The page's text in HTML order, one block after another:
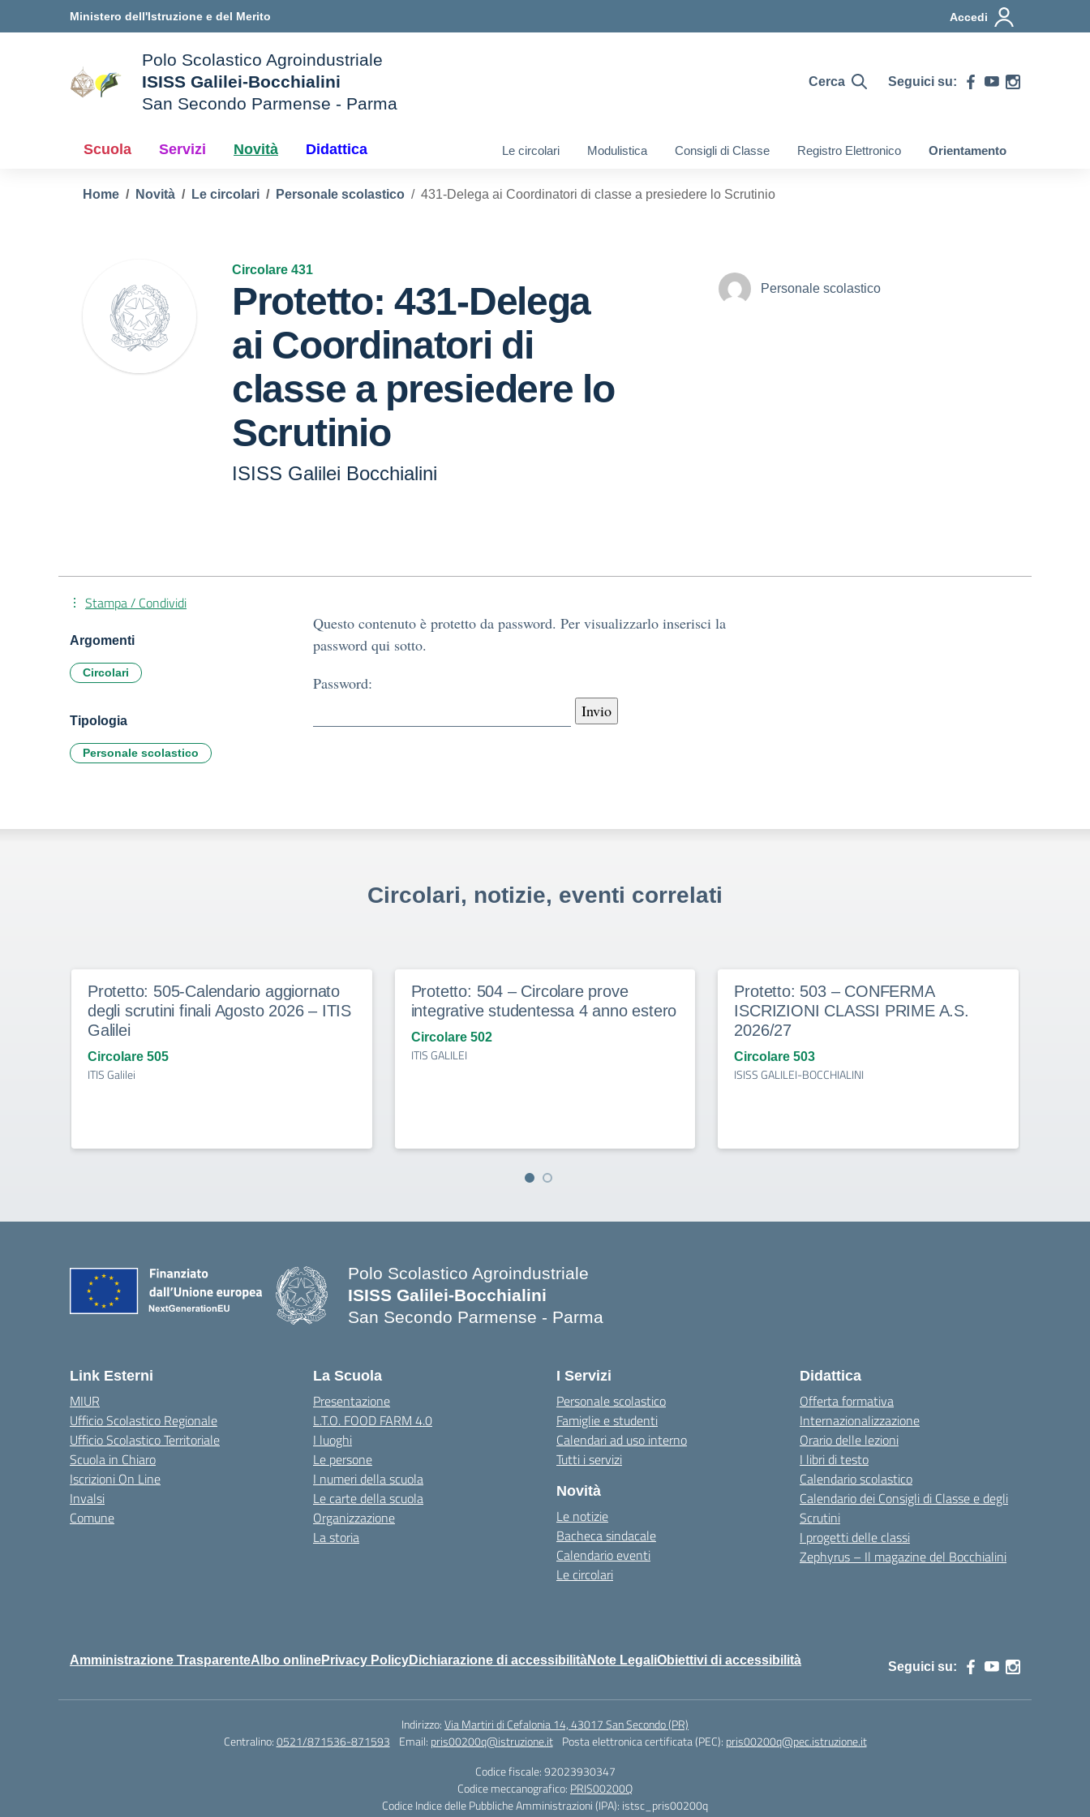
Vai ai contenuti
Vai al menu di navigazioneMinistero dell'Istruzione e del Merito Accedi
Polo Scolastico Agroindustriale
ISISS Galilei-Bocchialini
San Secondo Parmense - Parma
Cerca Seguici su:
Scuola Servizi Novità Didattica Le circolari Modulistica Consigli di Classe Registro Elettronico Orientamento
Home Novità Le circolari Personale scolastico 431-Delega ai Coordinatori di classe a presiedere lo Scrutinio
Circolare 431
Protetto: 431-Delega
ai Coordinatori di
classe a presiedere lo
Scrutinio
ISISS Galilei Bocchialini
Personale scolastico
Questo contenuto è protetto da password. Per visualizzarlo inserisci la
password qui sotto.
Password:
Stampa / Condividi
Argomenti
Circolari
Tipologia
Personale scolastico
Circolari, notizie, eventi correlati
Protetto: 505-Calendario aggiornato
degli scrutini finali Agosto 2026 – ITIS
Galilei
Circolare 505
ITIS Galilei
Protetto: 504 – Circolare prove
integrative studentessa 4 anno estero
Circolare 502
ITIS GALILEI
Protetto: 503 – CONFERMA
ISCRIZIONI CLASSI PRIME A.S.
2026/27
Circolare 503
ISISS GALILEI-BOCCHIALINI
Polo Scolastico Agroindustriale
ISISS Galilei-Bocchialini
San Secondo Parmense - Parma
Link Esterni
MIUR
Ufficio Scolastico Regionale
Ufficio Scolastico Territoriale
Scuola in Chiaro
Iscrizioni On Line
Invalsi
Comune
La Scuola
Presentazione
L.T.O. FOOD FARM 4.0
I luoghi
Le persone
I numeri della scuola
Le carte della scuola
Organizzazione
La storia
I Servizi
Personale scolastico
Famiglie e studenti
Calendari ad uso interno
Tutti i servizi
Novità
Le notizie
Bacheca sindacale
Calendario eventi
Le circolari
Didattica
Offerta formativa
Internazionalizzazione
Orario delle lezioni
I libri di testo
Calendario scolastico
Calendario dei Consigli di Classe e degli
Scrutini
I progetti delle classi
Zephyrus – Il magazine del Bocchialini
Amministrazione TrasparenteAlbo onlinePrivacy PolicyDichiarazione di accessibilitàNote LegaliObiettivi di accessibilità Seguici su:
Indirizzo:Via Martiri di Cefalonia 14, 43017 San Secondo (PR)
Centralino:0521/871536-871593 Email: pris00200q@istruzione.it Posta elettronica certificata (PEC): pris00200q@pec.istruzione.it
Codice fiscale: 92023930347
Codice meccanografico: PRIS00200Q
Codice Indice delle Pubbliche Amministrazioni (IPA): istsc_pris00200q